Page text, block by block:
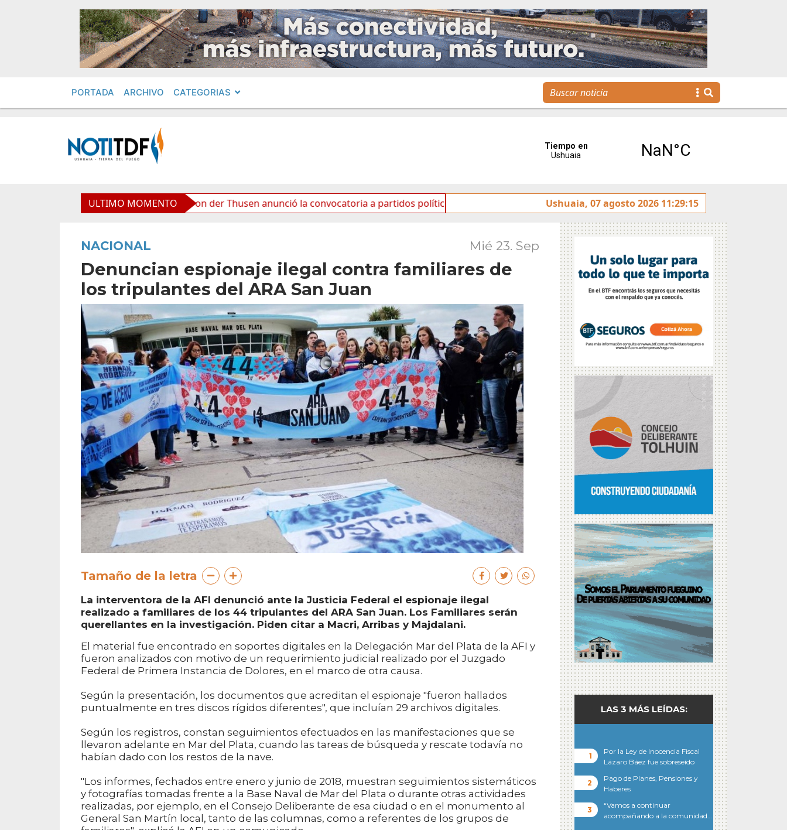
PORTADA ARCHIVO CATEGORIAS
ULTIMO MOMENTO
boliviana”, afirmó Becerra Von der Thusen anunció la convocatoria a partidos políticos por «ficha limpia» Se realizó la reunión de Labor Parlamentaria previa a la
Ushuaia, 07 agosto 2026 11:29:15
NACIONAL Mié 23. Sep
Denuncian espionaje ilegal contra familiares de
los tripulantes del ARA San Juan
Tamaño de la letra
La interventora de la AFI denunció ante la Justicia Federal el espionaje ilegal
realizado a familiares de los 44 tripulantes del ARA San Juan. Los Familiares serán
querellantes en la investigación. Piden citar a Macri, Arribas y Majdalani.
El material fue encontrado en soportes digitales en la Delegación Mar del Plata de la AFI y
fueron analizados con motivo de un requerimiento judicial realizado por el Juzgado
Federal de Primera Instancia de Dolores, en el marco de otra causa.
Según la presentación, los documentos que acreditan el espionaje "fueron hallados
puntualmente en tres discos rígidos diferentes", que incluían 29 archivos digitales.
Según los registros, constan seguimientos efectuados en las manifestaciones que se
llevaron adelante en Mar del Plata, cuando las tareas de búsqueda y rescate todavía no
habían dado con los restos de la nave.
"Los informes, fechados entre enero y junio de 2018, muestran seguimientos sistemáticos
y fotografías tomadas frente a la Base Naval de Mar del Plata o durante otras actividades
realizadas, por ejemplo, en el Consejo Deliberante de esa ciudad o en el monumento al
General San Martín local, tanto de las columnas, como a referentes de los grupos de
LAS 3 MÁS LEÍDAS:
Por la Ley de Inocencia Fiscal
Lázaro Báez fue sobreseído
Pago de Planes, Pensiones y
Haberes
“Vamos a continuar
acompañando a la comunidad…